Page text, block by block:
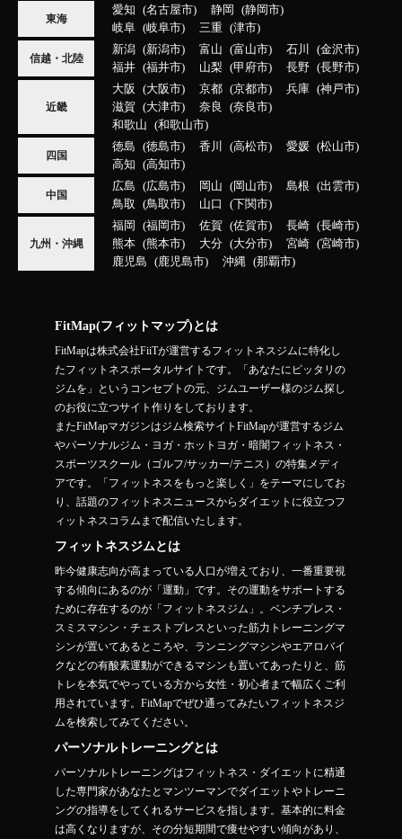
東海
愛知 名古屋市 静岡
静岡市
岐阜
岐阜市 三重 津市
信越・北陸
新潟 新潟市 富山 富山市 石川
金沢市
福井
福井市 山梨 甲府市 長野 長野市
近畿
大阪 大阪市 京都 京都市 兵庫
神戸市
滋賀
大津市 奈良
奈良市
和歌山
和歌山市
四国
徳島 徳島市 香川 高松市 愛媛
松山市
高知
高知市
中国
広島 広島市 岡山 岡山市 島根
出雲市
鳥取
鳥取市 山口 下関市
九州・沖縄
福岡 福岡市 佐賀 佐賀市 長崎
長崎市
熊本
熊本市 大分 大分市 宮崎
宮崎市
鹿児島
鹿児島市 沖縄 那覇市
FitMap(フィットマップ)とは
FitMapは株式会社FiiTが運営するフィットネスジムに特化し
たフィットネスポータルサイトです。「あなたにピッタリの
ジムを」というコンセプトの元、ジムユーザー様のジム探し
のお役に立つサイト作りをしております。
またFitMapマガジンはジム検索サイトFitMapが運営するジム
やパーソナルジム・ヨガ・ホットヨガ・暗闇フィットネス・
スポーツスクール（ゴルフ/サッカー/テニス）の特集メディ
アです。「フィットネスをもっと楽しく」をテーマにしてお
り、話題のフィットネスニュースからダイエットに役立つフ
ィットネスコラムまで配信いたします。
フィットネスジムとは
昨今健康志向が高まっている人口が増えており、一番重要視
する傾向にあるのが「運動」です。その運動をサポートする
ために存在するのが「フィットネスジム」。ベンチプレス・
スミスマシン・チェストプレスといった筋力トレーニングマ
シンが置いてあるところや、ランニングマシンやエアロバイ
クなどの有酸素運動ができるマシンも置いてあったりと、筋
トレを本気でやっている方から女性・初心者まで幅広くご利
用されています。FitMapでぜひ通ってみたいフィットネスジ
ムを検索してみてください。
パーソナルトレーニングとは
パーソナルトレーニングはフィットネス・ダイエットに精通
した専門家があなたとマンツーマンでダイエットやトレーニ
ングの指導をしてくれるサービスを指します。基本的に料金
は高くなりますが、その分短期間で痩せやすい傾向があり、